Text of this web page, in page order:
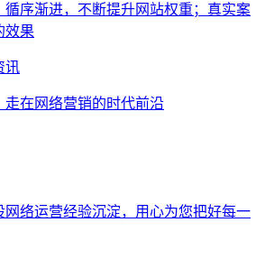
循序渐进，不断提升网站权重；真实案
效果
讯
走在网络营销的时代前沿
网络运营经验沉淀，用心为您把好每一